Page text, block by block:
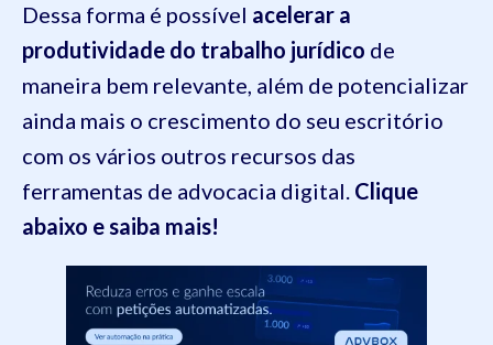
Dessa forma é possível acelerar a
produtividade do trabalho jurídico de
maneira bem relevante, além de potencializar
ainda mais o crescimento do seu escritório
com os vários outros recursos das
ferramentas de advocacia digital. Clique
abaixo e saiba mais!